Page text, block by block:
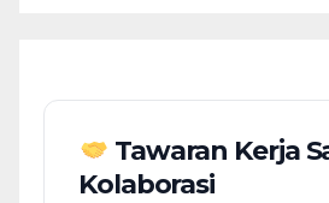
Tawaran Kerja
Kolaborasi